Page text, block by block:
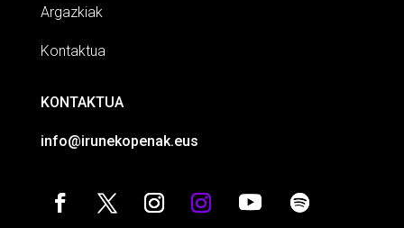
Argazkiak
Kontaktua
KONTAKTUA
info@irunekopenak.eus